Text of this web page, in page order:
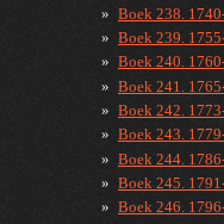
Boek 238.
Boek 239.
Boek 240.
Boek 241.
Boek 242.
Boek 243.
Boek 244.
Boek 245.
Boek 246.